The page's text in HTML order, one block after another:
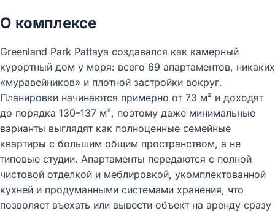
О комплексе
Greenland Park Pattaya создавался как камерный
курортный дом у моря: всего 69 апартаментов, никаких
«муравейников» и плотной застройки вокруг.
Планировки начинаются примерно от 73 м² и доходят
до порядка 130–137 м², поэтому даже минимальные
варианты выглядят как полноценные семейные
квартиры с большим общим пространством, а не
типовые студии. Апартаменты передаются с полной
чистовой отделкой и меблировкой, укомплектованной
кухней и продуманными системами хранения, что
позволяет въехать или вывести объект на аренду сразу